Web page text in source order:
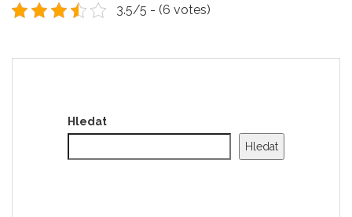
3.5/5 - (6 votes)
Hledat
Hledat